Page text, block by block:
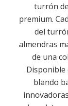
turrón
premium.
del
almendras
de una
Disponible
blando